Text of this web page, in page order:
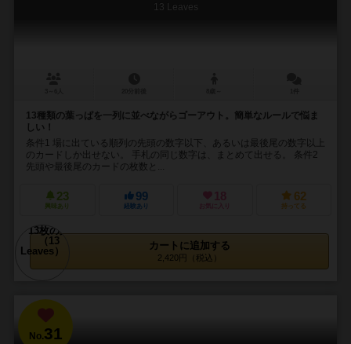
13 Leaves
13種類の葉っぱを一列に並べながらゴーアウト。簡単なルールで悩ま
しい！
条件1 場に出ている順列の先頭の数字以下、あるいは最後尾の数字以上
のカードしか出せない。 手札の同じ数字は、まとめて出せる。 条件2
先頭や最後尾のカードの枚数と...
23
興味あり
99
経験あり
18
お気に入り
62
持ってる
カートに追加する
2,420円（税込）
No.31